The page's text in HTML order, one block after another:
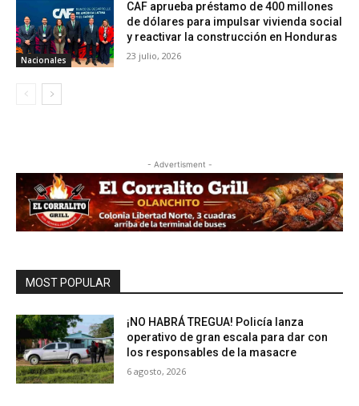
Nacionales
CAF aprueba préstamo de 400 millones
de dólares para impulsar vivienda social
y reactivar la construcción en Honduras
23 julio, 2026
- Advertisment -
MOST POPULAR
¡NO HABRÁ TREGUA! Policía lanza
operativo de gran escala para dar con
los responsables de la masacre
6 agosto, 2026